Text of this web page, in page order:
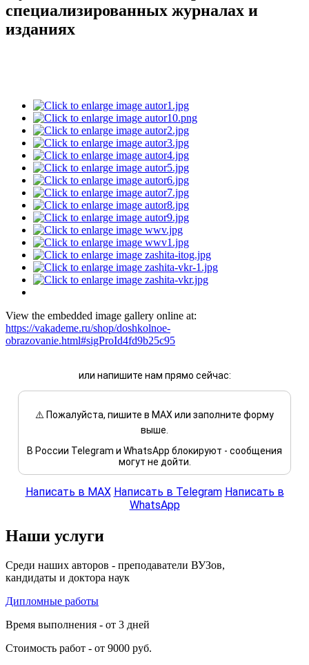
специализированных журналах и
изданиях
View the embedded image gallery online at:
https://vakademe.ru/shop/doshkolnoe-
obrazovanie.html#sigProId4fd9b25c95
или напишите нам прямо сейчас:
⚠️ Пожалуйста, пишите в MAX или заполните форму
выше.
В России Telegram и WhatsApp блокируют - сообщения
могут не дойти.
Написать в MAX Написать в Telegram Написать в
WhatsApp
Наши услуги
Среди наших авторов - преподаватели ВУЗов,
кандидаты и доктора наук
Дипломные работы
Время выполнения - от 3 дней
Стоимость работ - от 9000 руб.